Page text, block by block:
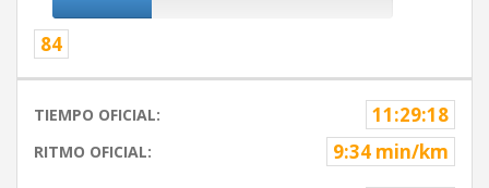
84
TIEMPO OFICIAL: 11:29:18
RITMO OFICIAL: 9:34 min/km